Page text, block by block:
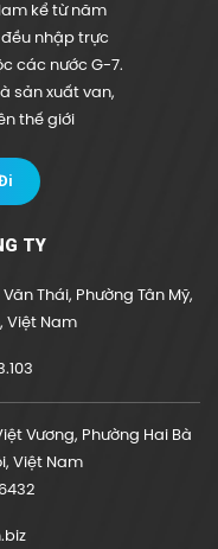
kể từ năm
đều nhập trực
các nước G-7.
sản xuất van,
thế giới
TY
Thái, Phường Tân Mỹ,
Việt Nam
Vương, Phường Hai Bà
Việt Nam